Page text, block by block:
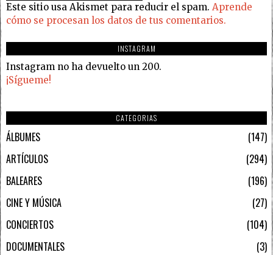
Este sitio usa Akismet para reducir el spam. Aprende
cómo se procesan los datos de tus comentarios.
INSTAGRAM
Instagram no ha devuelto un 200.
¡Sígueme!
CATEGORIAS
ÁLBUMES
147
ARTÍCULOS
294
BALEARES
196
CINE Y MÚSICA
27
CONCIERTOS
104
DOCUMENTALES
3